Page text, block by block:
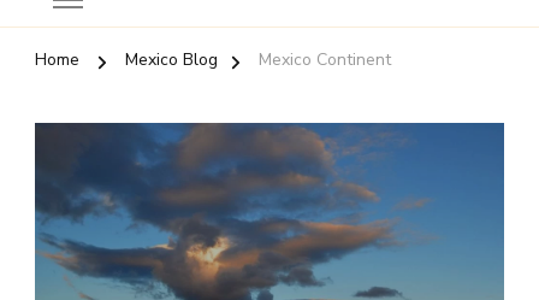
Home Mexico Blog Mexico Continent